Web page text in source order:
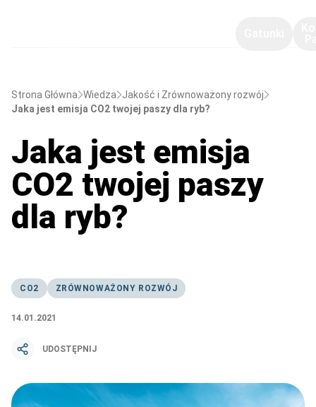
Strona Główna Wiedza
Jakość i Zrównoważony rozwój
Jaka jest emisja CO2 twojej paszy dla ryb?
CO2 ZRÓWNOWAŻONY ROZWÓJ
14.01.2021
UDOSTĘPNIJ
Jaka jest emisja
CO2 twojej paszy
dla ryb?